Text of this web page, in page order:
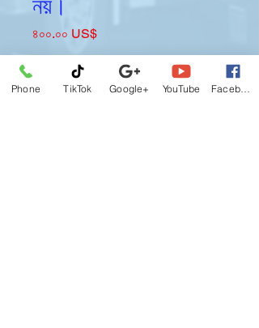
নয়।
৪০০.০০ US$Price
Quantity *
Phone TikTok Google+ YouTube